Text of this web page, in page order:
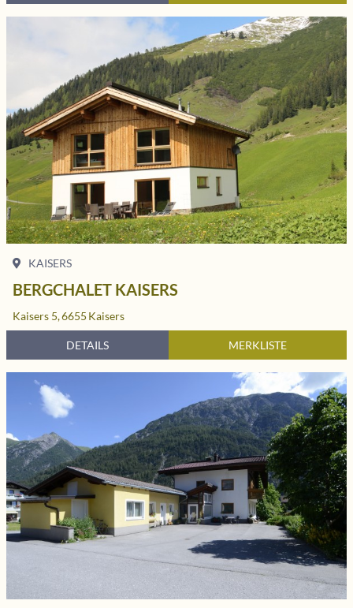
KAISERS
BERGCHALET KAISERS
Kaisers 5,6655 Kaisers
DETAILS MERKLISTE